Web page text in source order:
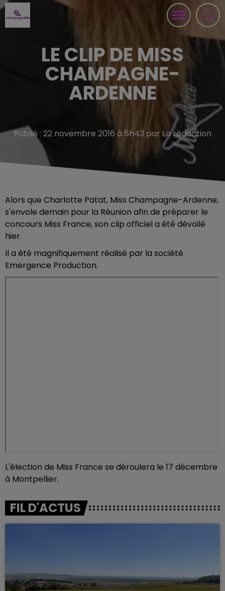
LE CLIP DE MISS
CHAMPAGNE-
ARDENNE
Publié : 22 novembre 2016 à 5h43 par La rédaction
Alors que Charlotte Patat, Miss Champagne-Ardenne,
s'envole demain pour la Réunion afin de préparer le
concours Miss France, son clip officiel a été dévoilé
hier.
Il a été magnifiquement réalisé par la société
Emergence Production.
L'élection de Miss France se déroulera le 17 décembre
à Montpellier.
FIL D'ACTUS